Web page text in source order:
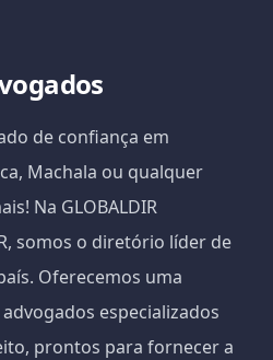
de confiança em
Machala ou qualquer
Na GLOBALDIR
somos o diretório líder de
Oferecemos uma
especializados
prontos para fornecer a